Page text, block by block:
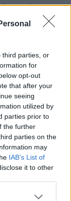
third parties, or
for
opt-out
that after your
seeing
utilized by
parties prior to
the further
parties on the
may
IAB’s List of
it to other
more Google
σπίτι μου.
χώρο. Πολύ